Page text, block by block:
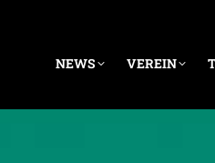
NEWS VEREIN